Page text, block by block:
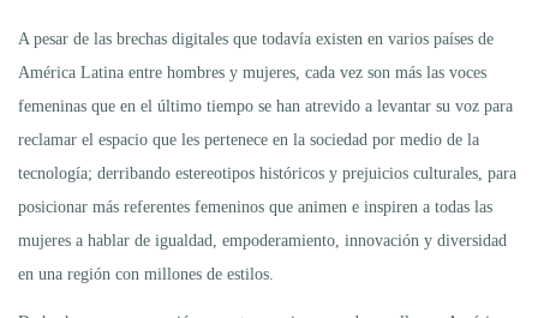
A pesar de las brechas digitales que todavía existen en varios países de
América Latina entre hombres y mujeres, cada vez son más las voces
femeninas que en el último tiempo se han atrevido a levantar su voz para
reclamar el espacio que les pertenece en la sociedad por medio de la
tecnología; derribando estereotipos históricos y prejuicios culturales, para
posicionar más referentes femeninos que animen e inspiren a todas las
mujeres a hablar de igualdad, empoderamiento, innovación y diversidad
en una región con millones de estilos.